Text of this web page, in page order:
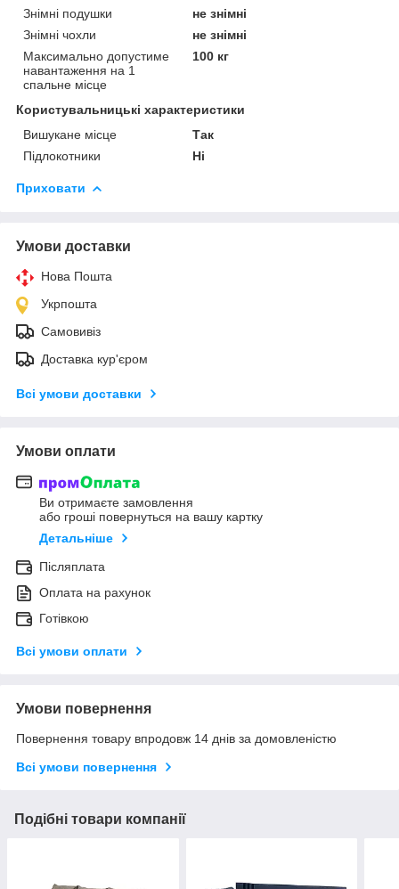
Знімні подушки
не знімні
Знімні чохли
не знімні
Максимально допустиме
навантаження на 1
спальне місце
100 кг
Користувальницькі характеристики
Вишукане місце
Так
Підлокотники
Ні
Приховати
Умови доставки
Нова Пошта
Укрпошта
Самовивіз
Доставка кур'єром
Всі умови доставки
Умови оплати
Ви отримаєте замовлення
або гроші повернуться на вашу картку
Детальніше
Післяплата
Оплата на рахунок
Готівкою
Всі умови оплати
Умови повернення
Повернення товару впродовж 14 днів за домовленістю
Всі умови повернення
Подібні товари компанії